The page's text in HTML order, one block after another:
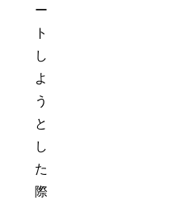
ー
ト
し
よ
う
と
し
た
際